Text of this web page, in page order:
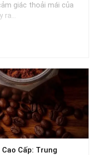
giác thoải mái của
ra…
Cấp: Trung